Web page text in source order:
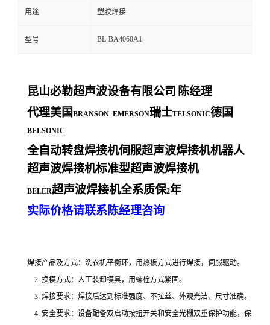
用途 塑胶焊接
型号 BL-BA4060A1
昆山必勒超声波设备有限公司 陈经理
代理美国 BRANSON EMERSON瑞士TELSONIC德国
BELSONIC
全自动转盘焊接机伺服超声波焊接机机器人
超声波焊接机标准型超声波焊接机
BELER超声波焊接机全系质保2年
实际价格请联系陈经理咨询
焊接产品及方式：洗衣机平衡环，用热板方式进行焊接，伺服驱动。
2. 换模方式：人工装卸模具，用螺栓方式紧固。
3. 焊接要求：焊接后达到标准强度、不拉丝、外观光洁、尺寸准确。
4. 安全要求：设备配备双启动按扭开关和安全光栅双重保护功能，保